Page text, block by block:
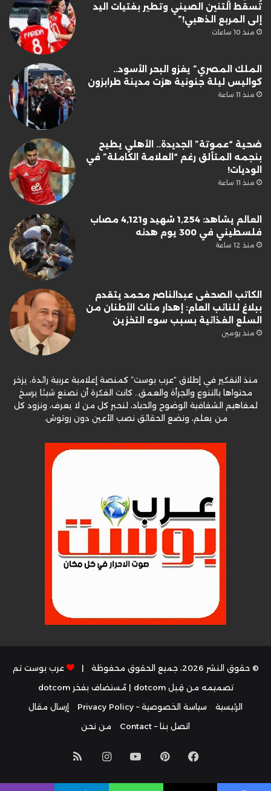
تُسقط التنين الصيني وتطير بفتيات اليد
إلى المربع الذهبي!”
منذ 10 ساعات
الملك المصري” يغزو البحر الأسود..
كواليس ليلة جنونية هزت مدينة طرابزون
منذ 11 ساعة
ضحية “عموتة” الجديدة.. الأهلي يطيح
بنجمه المتألق رغم “العلامة الكاملة” في
الوديات!
منذ 11 ساعة
العالم يشاهد: 1,254 شهيد و4,121 مصاب
فلسطيني في 300 يوم هدنه
منذ 12 ساعة
الكاتب الصحفى عبدالناصر محمد يتقدم
ببلاغ للنائب العام: إهدار مئات الأطنان من
السلع الغذائية بسبب سوء التخزين
منذ يومين
منذ التفكير في إطلاق “عرب بوست” كمنصة إعلامية عربية رائدة، يزخر
محتواها بالتنوع والجرأة والعمق.. كانت الفكرة أن نصنع شيئا يرسخ
لمفاهيم الشفافية الوضوح والحياد، لنحبر كل من لا يعرف، ونزود كل
من يعلم، ونضع الحقائق نصب الأعين دون روتوش.
© حقوق النشر 2026، جميع الحقوق محفوظة |
عرب بوست تم
تصميمه من قِبل dotcom
| مُستضاف بفخرdotcom
الرئيسية
سياسة الخصوصية – Privacy Policy
إرسال مقال
اتصل بنا – Contact
من نحن
فيسبوكبينتيريست
يوتيوبانستقرامملخص
الموقع